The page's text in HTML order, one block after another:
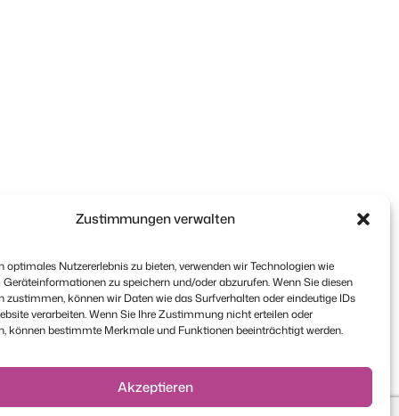
Zustimmungen verwalten
optimales Nutzererlebnis zu bieten, verwenden wir Technologien wie
zu speichern und/oder abzurufen. Wenn Sie diesen
zustimmen, können wir Daten wie das Surfverhalten oder eindeutige IDs
verarbeiten. Wenn Sie Ihre Zustimmung nicht erteilen oder
können bestimmte Merkmale und Funktionen beeinträchtigt werden.
Akzeptieren